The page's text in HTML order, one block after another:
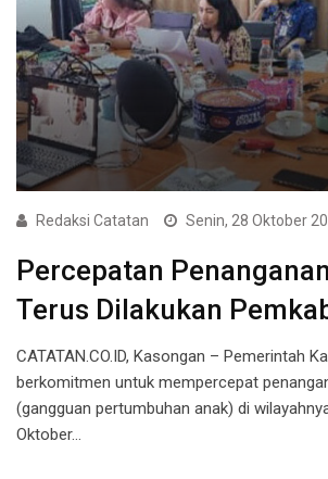
Redaksi Catatan Senin, 28 Oktober
Percepatan
Terus Dilakukan
CATATAN.CO.ID, Kasongan – Pemerintah
berkomitmen untuk mempercepat
(gangguan pertumbuhan anak) di
Oktober…